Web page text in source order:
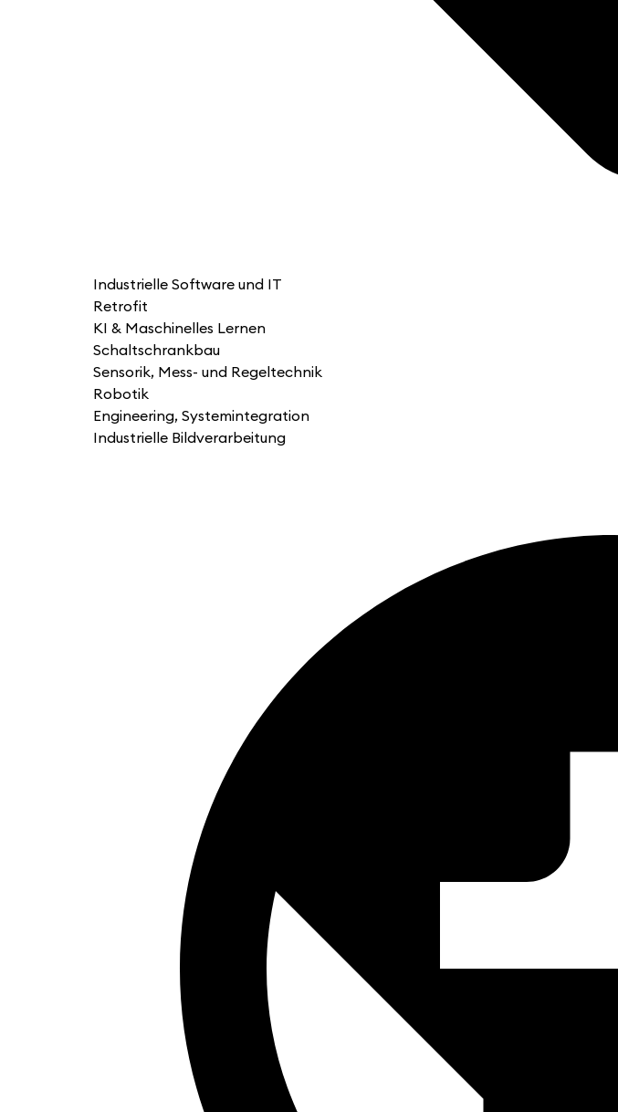
Industrielle Software und IT
Retrofit
KI & Maschinelles Lernen
Schaltschrankbau
Sensorik, Mess- und Regeltechnik
Robotik
Engineering, Systemintegration
Industrielle Bildverarbeitung